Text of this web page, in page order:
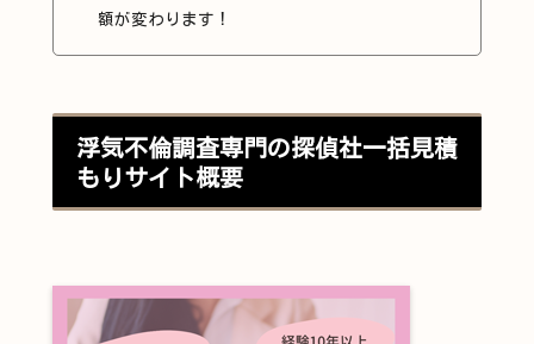
額が変わります！
浮気不倫調査専門の探偵社一括見積
もりサイト概要